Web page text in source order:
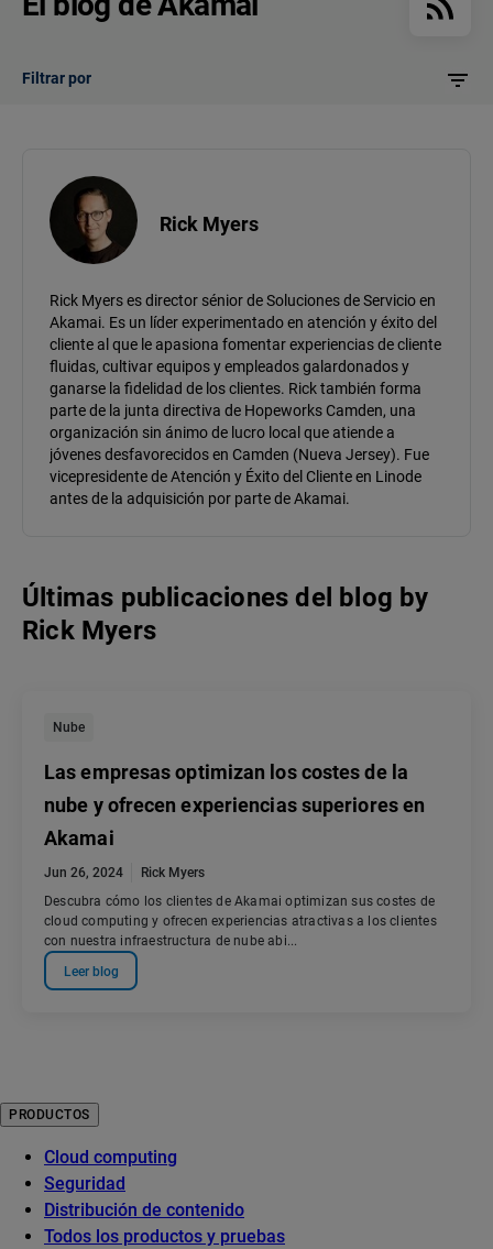
Filtrar por
Rick Myers
Rick Myers es director sénior de Soluciones de Servicio en
Akamai. Es un líder experimentado en atención y éxito del
cliente al que le apasiona fomentar experiencias de cliente
fluidas, cultivar equipos y empleados galardonados y
ganarse la fidelidad de los clientes. Rick también forma
parte de la junta directiva de Hopeworks Camden, una
organización sin ánimo de lucro local que atiende a
jóvenes desfavorecidos en Camden (Nueva Jersey). Fue
vicepresidente de Atención y Éxito del Cliente en Linode
antes de la adquisición por parte de Akamai.
Últimas publicaciones del blog by
Rick Myers
Nube
Las empresas optimizan los costes de la
nube y ofrecen experiencias superiores en
Akamai
Jun 26, 2024
Rick Myers
Descubra cómo los clientes de Akamai optimizan sus costes de
cloud computing y ofrecen experiencias atractivas a los clientes
con nuestra infraestructura de nube abi...
Leer blog
PRODUCTOS
Cloud computing
Seguridad
Distribución de contenido
Todos los productos y pruebas